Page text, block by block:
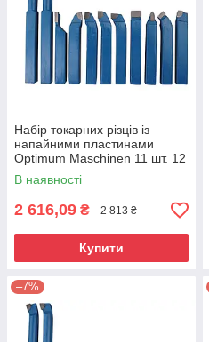
Набір токарних різців із
напайними пластинами
Optimum Maschinen 11 шт. 12
мм
В наявності
2 616,09 ₴ 2 813 ₴
Купити
–7%